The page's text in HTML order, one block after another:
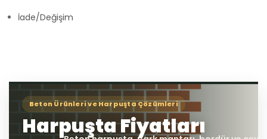
İade/Değişim